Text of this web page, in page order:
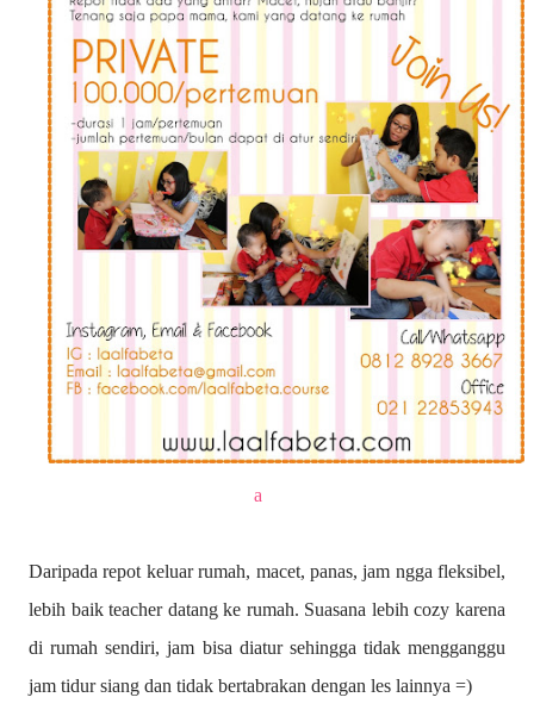
a
Daripada repot keluar rumah, macet, panas, jam ngga fleksibel,
lebih baik teacher datang ke rumah. Suasana lebih cozy karena
di rumah sendiri, jam bisa diatur sehingga tidak mengganggu
jam tidur siang dan tidak bertabrakan dengan les lainnya =)